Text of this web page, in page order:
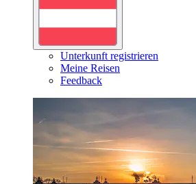
Unterkunft registrieren
Meine Reisen
Feedback